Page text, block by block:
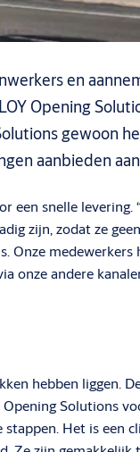
en
Opening
gewoon
aanbieden
een snelle levering.
zijn, zodat ze
Onze medewerkers
onze andere
hebben liggen.
Solutions
Het is een